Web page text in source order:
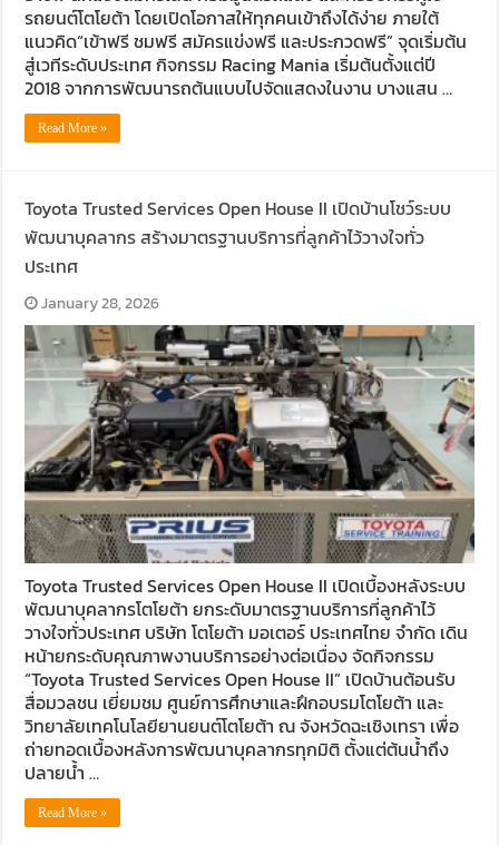
รถยนต์โตโยต้า โดยเปิดโอกาสให้ทุกคนเข้าถึงได้ง่าย ภายใต้
แนวคิด“เข้าฟรี ชมฟรี สมัครแข่งฟรี และประกวดฟรี” จุดเริ่มต้น
สู่เวทีระดับประเทศ กิจกรรม Racing Mania เริ่มต้นตั้งแต่ปี
2018 จากการพัฒนารถต้นแบบไปจัดแสดงในงาน บางแสน …
Read More »
Toyota Trusted Services Open House II เปิดบ้านโชว์ระบบ
พัฒนาบุคลากร สร้างมาตรฐานบริการที่ลูกค้าไว้วางใจทั่ว
ประเทศ
January 28, 2026
Toyota Trusted Services Open House II เปิดเบื้องหลังระบบ
พัฒนาบุคลากรโตโยต้า ยกระดับมาตรฐานบริการที่ลูกค้าไว้
วางใจทั่วประเทศ บริษัท โตโยต้า มอเตอร์ ประเทศไทย จำกัด เดิน
หน้ายกระดับคุณภาพงานบริการอย่างต่อเนื่อง จัดกิจกรรม
“Toyota Trusted Services Open House II” เปิดบ้านต้อนรับ
สื่อมวลชน เยี่ยมชม ศูนย์การศึกษาและฝึกอบรมโตโยต้า และ
วิทยาลัยเทคโนโลยียานยนต์โตโยต้า ณ จังหวัดฉะเชิงเทรา เพื่อ
ถ่ายทอดเบื้องหลังการพัฒนาบุคลากรทุกมิติ ตั้งแต่ต้นน้ำถึง
ปลายน้ำ …
Read More »